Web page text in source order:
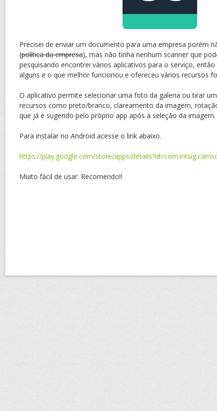
Precisei de enviar um documento para uma empresa porém
(política da empresa), mas não tinha nenhum scanner que
pesquisando encontrei vários aplicativos para o serviço,
alguns e o que melhor funcionou e ofereceu vários recursos
O aplicativo permite selecionar uma foto da galeria ou tirar
recursos como preto/branco, clareamento da imagem,
que já é sugerido pelo próprio app após a seleção da imagem.
Para instalar no Android acesse o link abaixo.
https://play.google.com/store/apps/
Muito fácil de usar. Recomendo!!